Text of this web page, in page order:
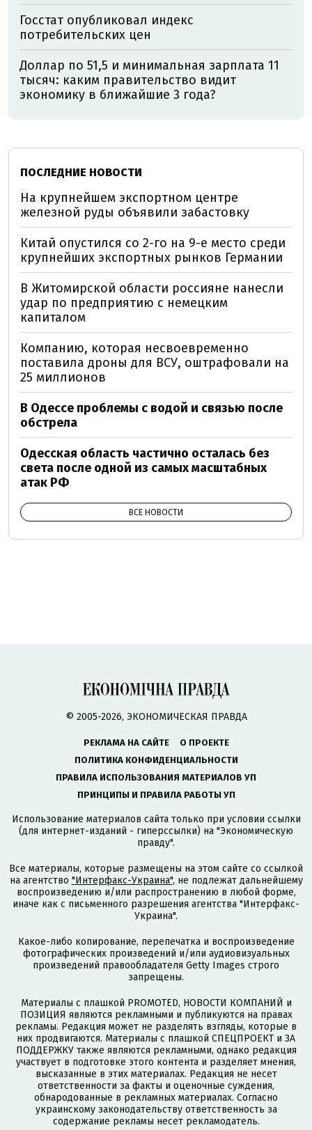
Госстат опубликовал индекс
потребительских цен
Доллар по 51,5 и минимальная зарплата 11
тысяч: каким правительство видит
экономику в ближайшие 3 года?
ПОСЛЕДНИЕ НОВОСТИ
На крупнейшем экспортном центре
железной руды объявили забастовку
Китай опустился со 2-го на 9-е место среди
крупнейших экспортных рынков Германии
В Житомирской области россияне нанесли
удар по предприятию с немецким
капиталом
Компанию, которая несвоевременно
поставила дроны для ВСУ, оштрафовали на
25 миллионов
В Одессе проблемы с водой и связью после
обстрела
Одесская область частично осталась без
света после одной из самых масштабных
атак РФ
ВСЕ НОВОСТИ
© 2005-2026, ЭКОНОМИЧЕСКАЯ ПРАВДА
РЕКЛАМА НА САЙТЕ
О ПРОЕКТЕ
ПОЛИТИКА КОНФИДЕНЦИАЛЬНОСТИ
ПРАВИЛА ИСПОЛЬЗОВАНИЯ МАТЕРИАЛОВ УП
ПРИНЦИПЫ И ПРАВИЛА РАБОТЫ УП
Использование материалов сайта только при условии ссылки
(для интернет-изданий - гиперссылки) на "Экономическую
правду".
Все материалы, которые размещены на этом сайте со ссылкой
на агентство "Интерфакс-Украина", не подлежат дальнейшему
воспроизведению и/или распространению в любой форме,
иначе как с письменного разрешения агентства "Интерфакс-
Украина".
Какое-либо копирование, перепечатка и воспроизведение
фотографических произведений и/или аудиовизуальных
произведений правообладателя Getty Images строго
запрещены.
Материалы с плашкой PROMOTED, НОВОСТИ КОМПАНИЙ и
ПОЗИЦИЯ являются рекламными и публикуются на правах
рекламы. Редакция может не разделять взгляды, которые в
них продвигаются. Материалы с плашкой СПЕЦПРОЕКТ и ЗА
ПОДДЕРЖКУ также являются рекламными, однако редакция
участвует в подготовке этого контента и разделяет мнения,
высказанные в этих материалах. Редакция не несет
ответственности за факты и оценочные суждения,
обнародованные в рекламных материалах. Согласно
украинскому законодательству ответственность за
содержание рекламы несет рекламодатель.